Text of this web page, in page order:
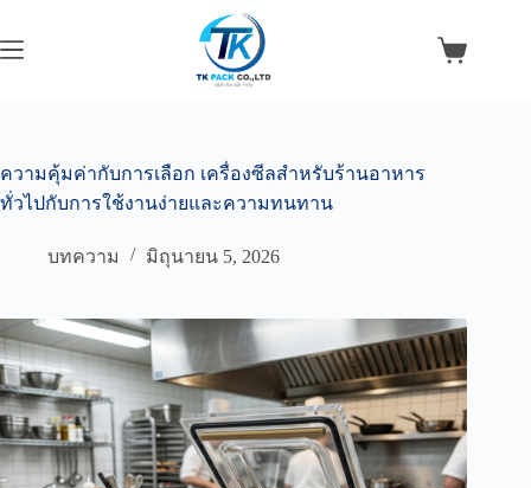
content
Shopping
ความคุ้มค่ากับการเลือก เครื่องซีลสำหรับร้านอาหาร
ทั่วไปกับการใช้งานง่ายและความทนทาน
บทความ มิถุนายน 5, 2026